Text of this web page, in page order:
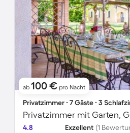
ab 100 € pro Nacht
Privatzimmer ∙ 7 Gäste ∙ 3
4.8 Exzellent (1